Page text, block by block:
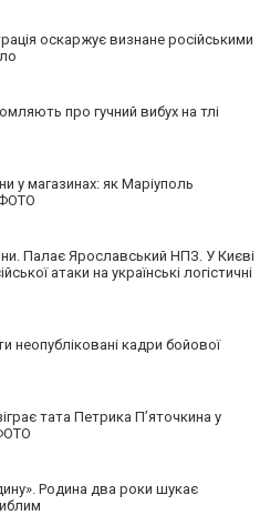
оскаржує визнане російськими
про гучний вибух на тлі
у магазинах: як Маріуполь
Палає Ярославський НПЗ. У Києві
атаки на українські логістичні
неопубліковані кадри бойової
тата Петрика П’яточкина у
Родина два роки шукає